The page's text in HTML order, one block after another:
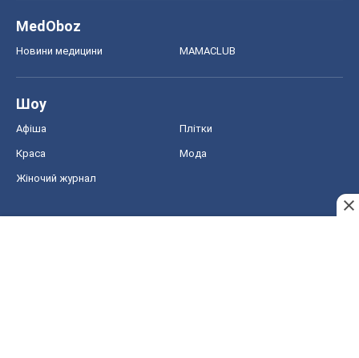
MedOboz
Новини медицини MAMACLUB
Шоу
Афіша Плітки
Краса Мода
Жіночий журнал